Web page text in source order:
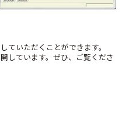
ていただくことができます。
しています。ぜひ、ご覧くださ